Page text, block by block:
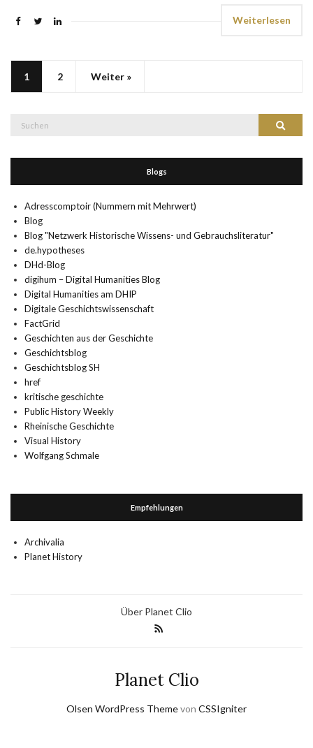
Weiterlesen
1 2 Weiter »
Suchen
Blogs
Adresscomptoir (Nummern mit Mehrwert)
Blog
Blog "Netzwerk Historische Wissens- und Gebrauchsliteratur"
de.hypotheses
DHd-Blog
digihum – Digital Humanities Blog
Digital Humanities am DHIP
Digitale Geschichtswissenschaft
FactGrid
Geschichten aus der Geschichte
Geschichtsblog
Geschichtsblog SH
href
kritische geschichte
Public History Weekly
Rheinische Geschichte
Visual History
Wolfgang Schmale
Empfehlungen
Archivalia
Planet History
Über Planet Clio
Planet Clio
Olsen WordPress Themevon CSSIgniter